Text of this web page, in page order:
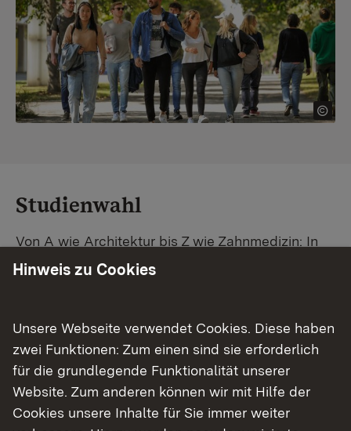
Studienwahl
Von A wie Architektur bis Z wie Zahnmedizin: In
Baden-Württemberg warten unzählige
Studiengangsuche schnell den passenden
Studienplatz. Außerdem gibt's eine Schritt-für-
Schritt-Anleitung zu deinem Traum-Studium.
Finde dein Studium in Baden-Württemberg
Hinweis zu Cookies
Unsere Webseite verwendet Cookies. Diese haben
zwei Funktionen: Zum einen sind sie erforderlich
für die grundlegende Funktionalität unserer
Website. Zum anderen können wir mit Hilfe der
Cookies unsere Inhalte für Sie immer weiter